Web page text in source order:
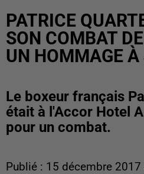
PATRICE
SON COMBAT
UN HOMMAGE
Le boxeur français
était à l'Accor Hotel
pour un combat.
Publié : 15 décembre 2017